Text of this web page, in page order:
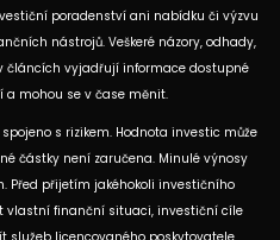
poradenství ani nabídku či výzvu
nástrojů. Veškeré názory, odhady,
článcích vyjadřují informace dostupné
a mohou se v čase měnit.
s rizikem. Hodnota investic může
částky není zaručena. Minulé výnosy
Před přijetím jakéhokoli investičního
vlastní finanční situaci, investiční cíle